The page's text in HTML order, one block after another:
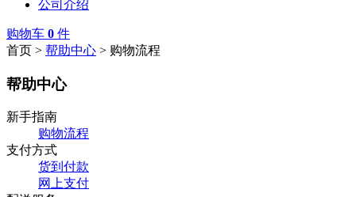
公司介绍
购物车 0 件
首页 > 帮助中心 > 购物流程
帮助中心
新手指南
购物流程
支付方式
货到付款
网上支付